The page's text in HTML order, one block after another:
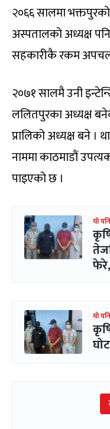
२०६६ सालमा
अस्पतालको अध्यक्ष
सहकारीकै रकम
२०७१ सालमै उनी
ललितपुरका अध्यक्ष
प्रालिको अध्यक्ष बने ।
नाममा काठमाडौं
पाइएको छ ।
यो
यो